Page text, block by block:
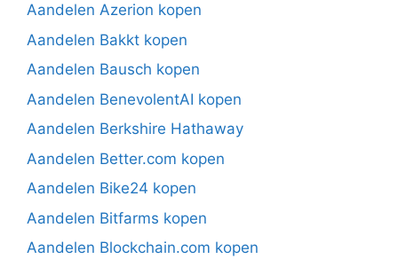
Aandelen Azerion kopen
Aandelen Bakkt kopen
Aandelen Bausch kopen
Aandelen BenevolentAI kopen
Aandelen Berkshire Hathaway
Aandelen Better.com kopen
Aandelen Bike24 kopen
Aandelen Bitfarms kopen
Aandelen Blockchain.com kopen